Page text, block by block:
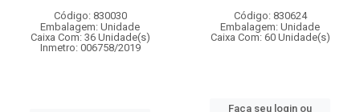
Código: 830030
Embalagem: Unidade
Caixa Com: 36 Unidade(s)
Inmetro: 006758/2019
Código: 830624
Embalagem: Unidade
Caixa Com: 60 Unidade(s)
Faça seu login ou